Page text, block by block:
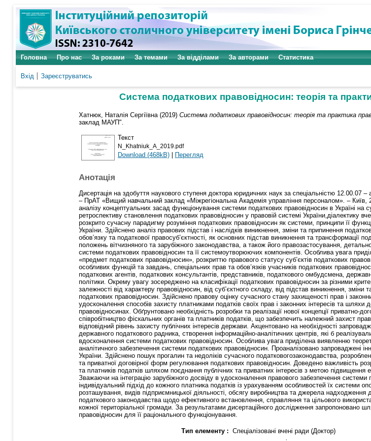
Головна Про нас За роками За темами За відділами За авторами Статистика
Вхід Зареєструватись
Система податкових правовідносин: теорія та
Хатнюк, Наталія Сергіївна (2019) Система податкових правовідносин: теорія та практика
заклад МАУП".
Текст
N_Khatniuk_A_2019.pdf
Download (468kB) | Перегляд
Анотація
Дисертація на здобуття наукового ступеня доктора юридичних наук за спеціальністю 12.00.07
– ПрАТ «Вищий навчальний заклад «Міжрегіональна Академія управління персоналом». –
аналізу концептуальних засад функціонування системи податкових правовідносин в Україні на
ретроспективу становлення податкових правовідносин у правовій системі України,діалектику
розкрито сучасну парадигму розуміння податкових правовідносин як системи, принципи її
України. Здійснено аналіз правових підстав і наслідків виникнення, зміни та припинення
обов’язку та податкової правосуб’єктності, як основних підстав виникнення та трансформації
положень вітчизняного та зарубіжного законодавства, а також його правозастосування,
системи податкових правовідносин та її системоутворюючих компонентів. Особлива увага
«предмет податкових правовідносин», розкриттю правового статусу суб’єктів податкових
особливих функцій та завдань, спеціальних прав та обов’язків учасників податкових
податкових агентів, податкових консультантів, представників, податкового омбудсмена,
політики. Окрему увагу зосереджено на класифікації податкових правовідносин за різними
залежності від характеру правовідносин, від суб’єктного складу, від підстав виникнення,
податкових правовідносин. Здійснено правову оцінку сучасного стану захищеності прав і
удосконалення способів захисту платниками податків своїх прав і законних інтересів та
правовідносинах. Обґрунтовано необхідність розробки та реалізації нової концепції приватно-
співробітництво фіскальних органів та платників податків, що забезпечить належний захист
відповідний рівень захисту публічних інтересів держави. Акцентовано на необхідності
державного податкового радника, створення інформаційно-аналітичних центрів, які б
вдосконалення системи податкових правовідносин. Особлива увага приділена виявленню
аналітичного забезпечення системи податкових правовідносин. Проаналізовано запроваджені
України. Здійснено пошук прогалин та недоліків сучасного податковогозаконодавства,
та приватної договірної форм регулювання податкових правовідносин. Доведено важливість
та платників податків шляхом поєднання публічних та приватних інтересів з метою
Зважаючи на інтеграцію зарубіжного досвіду в удосконалення правового забезпечення
індивідуальний підхід до кожного платника податків із урахуванням особливостей їх системи
розташування, видів підприємницької діяльності, обсягу виробництва та джерела надходження
податкового законодавства щодо ефективного встановлення, справляння та цільового
кожної територіальної громади. За результатами дисертаційного дослідження запропоновано
правовідносин для її раціонального функціонування.
Тип елементу : Спеціалізовані вчені ради (Доктор)